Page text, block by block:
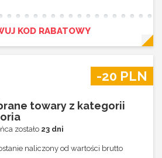
marki Nattou
marki Titaniumbaby
KOD RABATOWY
-20 PLN
towary z kategorii
zostało 23 dni
naliczony od wartości brutto